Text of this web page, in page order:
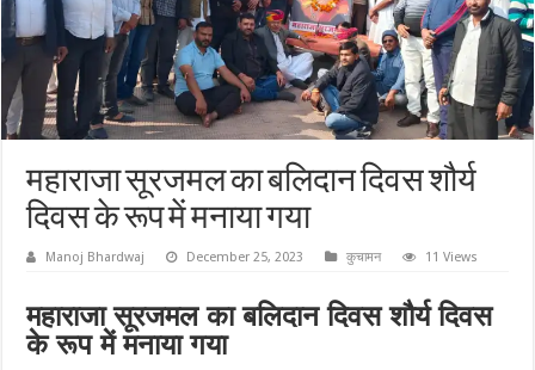
महाराजा सूरजमल का बलिदान दिवस शौर्य
दिवस के रूप में मनाया गया
Manoj Bhardwaj December 25, 2023 कुचामन 11 Views
महाराजा सूरजमल का बलिदान दिवस शौर्य दिवस
के रूप में मनाया गया